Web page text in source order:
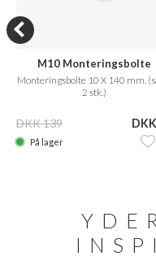
M10 Monteringsbolte
Monteringsbolte 10 X 140 mm.
2 stk.)
DKK 139
På lager